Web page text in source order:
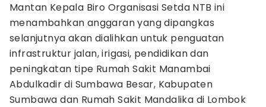
Mantan Kepala Biro Organisasi Setda NTB ini
menambahkan anggaran yang dipangkas
selanjutnya akan dialihkan untuk penguatan
infrastruktur jalan, irigasi, pendidikan dan
peningkatan tipe Rumah Sakit Manambai
Abdulkadir di Sumbawa Besar, Kabupaten
Sumbawa dan Rumah Sakit Mandalika di Lombok